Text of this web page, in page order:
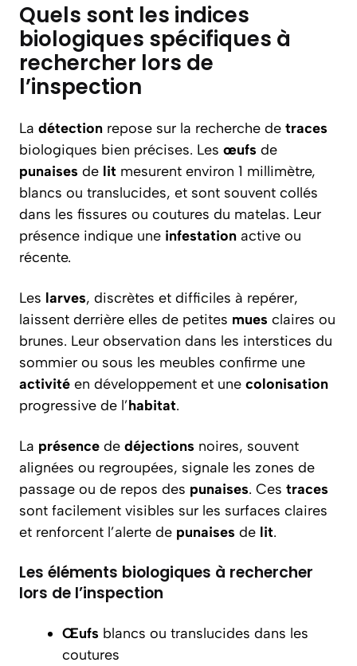
Quels sont les indices
biologiques spécifiques à
rechercher lors de
l’inspection
La détection repose sur la recherche de traces
biologiques bien précises. Les œufs de
punaises de lit mesurent environ 1 millimètre,
blancs ou translucides, et sont souvent collés
dans les fissures ou coutures du matelas. Leur
présence indique une infestation active ou
récente.
Les larves, discrètes et difficiles à repérer,
laissent derrière elles de petites mues claires ou
brunes. Leur observation dans les interstices du
sommier ou sous les meubles confirme une
activité en développement et une colonisation
progressive de l’habitat.
La présence de déjections noires, souvent
alignées ou regroupées, signale les zones de
passage ou de repos des punaises. Ces traces
sont facilement visibles sur les surfaces claires
et renforcent l’alerte de punaises de lit.
Les éléments biologiques à rechercher
lors de l’inspection
Œufs blancs ou translucides dans les
coutures